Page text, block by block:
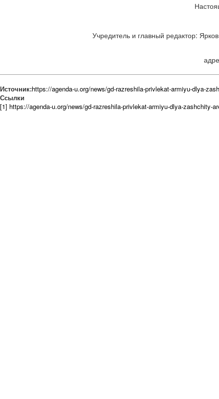
Учредитель и главный редактор:
Источник:https://agenda-u.org/news/gd-razreshila-privlekat-armiyu-dlya-
Ссылки
[1] https://agenda-u.org/news/gd-razreshila-privlekat-armiyu-dlya-zashchity-